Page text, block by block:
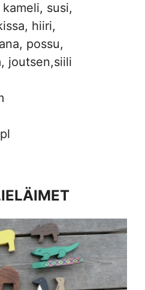
susi,
hiiri,
possu,
joutsen,siili